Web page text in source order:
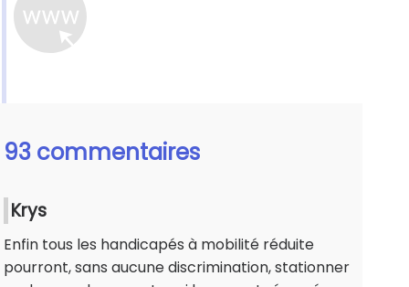
93 commentaires
Krys
Enfin tous les handicapés à mobilité réduite
pourront, sans aucune discrimination, stationner